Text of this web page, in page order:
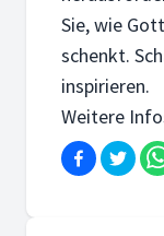
Sie, wie
schenkt.
inspirieren.
Weitere